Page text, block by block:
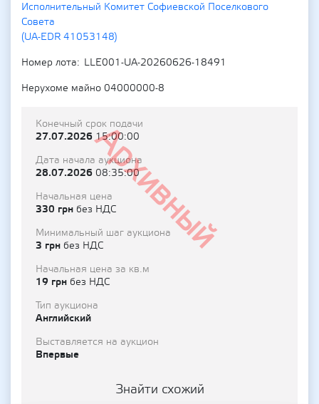
Исполнительный Комитет Софиевской Поселкового
Совета
(UA-EDR 41053148)
Номер лота
LLE001-UA-20260626-18491
Нерухоме майно 04000000-8
Архивный
Конечный срок подачи
27.07.202615:00:00
Дата начала аукциона
28.07.2026 08:35:00
Начальная цена
330 грн без НДС
Минимальный шаг аукциона
3 грн без НДС
Начальная цена за кв.м
19 грн без НДС
Тип аукциона
Английский
Выставляется на аукцион
Впервые
Знайти схожий